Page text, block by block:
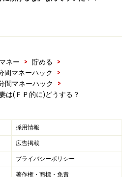
マネー > 貯める
>
間マネーハック
>
間マネーハック
>
は(ＦＰ的に)どうする？
採用情報
広告掲載
プライバシーポリシー
著作権・商標・免責